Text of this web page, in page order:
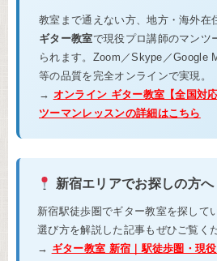
教室まで通えない方、地方・海外在
ギター教室で現役プロ講師のマンツ
られます。Zoom／Skype／Google
等の品質を完全オンラインで実現。
→ オンライン ギター教室【全国対
ツーマンレッスンの詳細はこちら
新宿エリアでお探しの方へ
新宿駅徒歩圏でギター教室を探して
選び方を解説した記事もぜひご覧く
→ ギター教室 新宿｜駅徒歩圏・現